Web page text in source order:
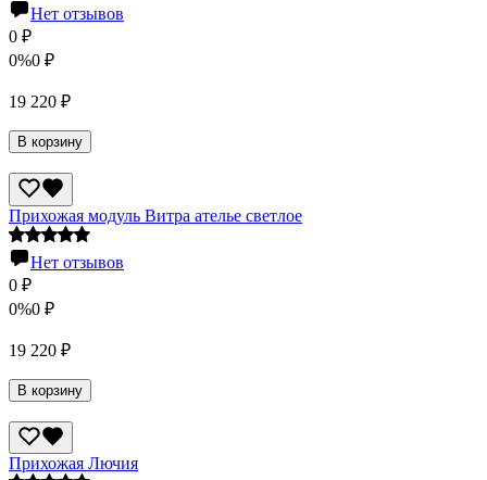
Нет отзывов
0 ₽
0%0 ₽
19 220 ₽
В корзину
Прихожая модуль Витра ателье светлое
Нет отзывов
0 ₽
0%0 ₽
19 220 ₽
В корзину
Прихожая Лючия